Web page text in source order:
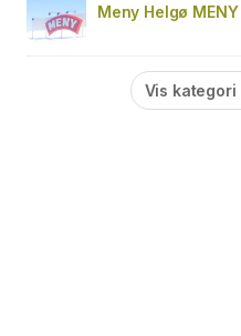
Meny Helgø
Vis kategori